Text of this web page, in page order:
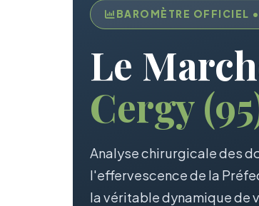
BAROMÈTRE OFFICIEL
Le
Cergy
Analyse chirurgicale des
l'effervescence de la
la véritable dynamique de